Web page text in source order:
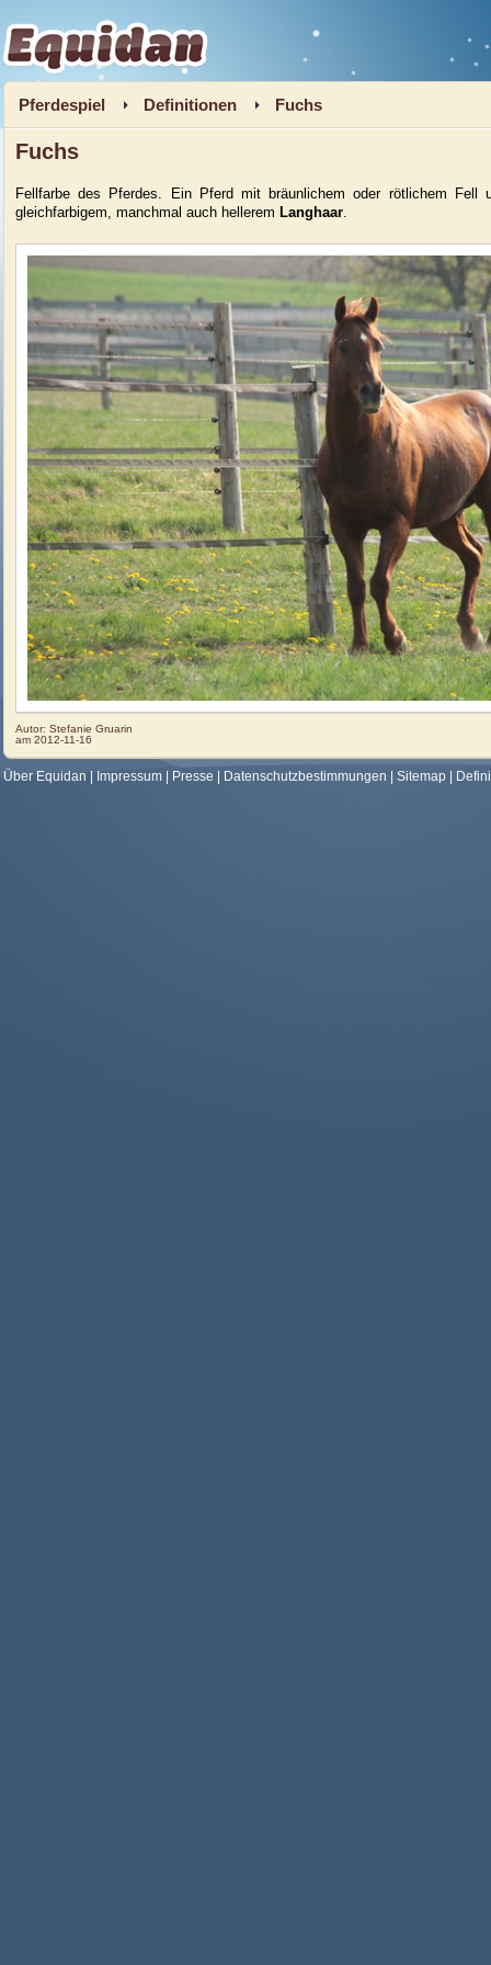
Equidan
Pferdespiel Definitionen Fuchs
Fuchs
Fellfarbe des Pferdes. Ein Pferd mit bräunlichem oder rötlichem Fell
gleichfarbigem, manchmal auch hellerem Langhaar.
Autor: Stefanie Gruarin
am 2012-11-16
Über Equidan | Impressum | Presse | Datenschutzbestimmungen | Sitemap |